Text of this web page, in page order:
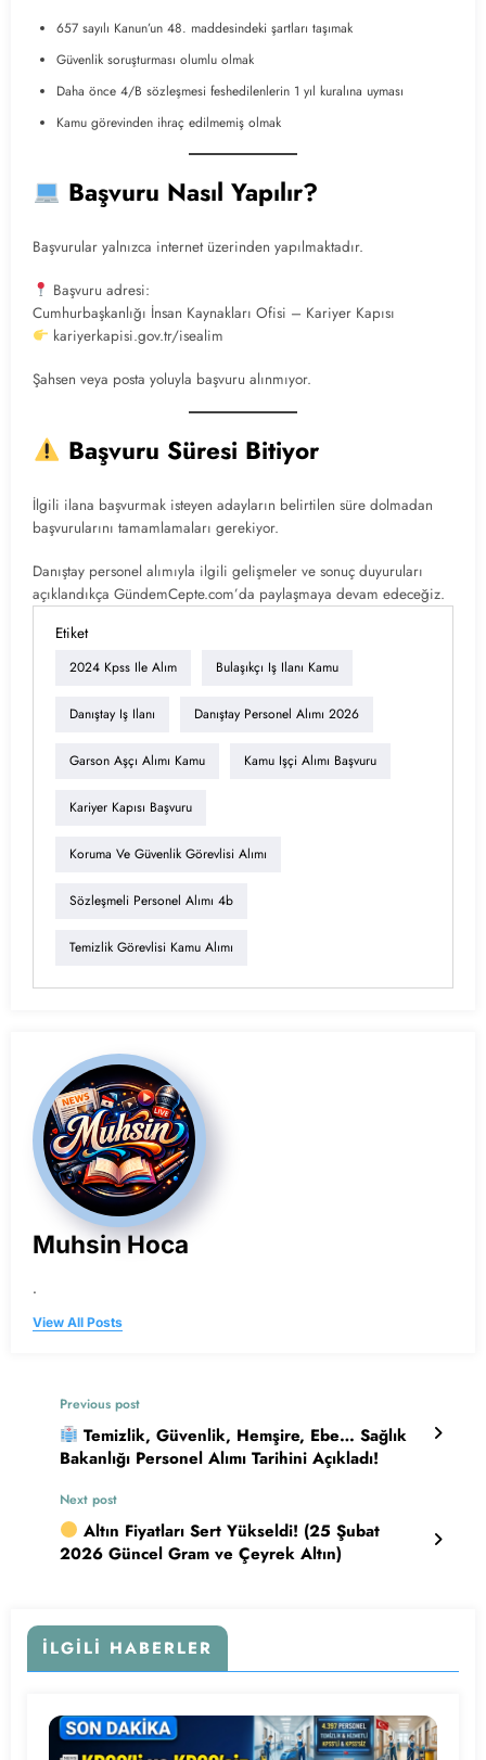
657 sayılı Kanun’un 48. maddesindeki şartları taşımak
Güvenlik soruşturması olumlu olmak
Daha önce 4/B sözleşmesi feshedilenlerin 1 yıl kuralına uyması
Kamu görevinden ihraç edilmemiş olmak
Başvuru Nasıl Yapılır?
Başvurular yalnızca internet üzerinden yapılmaktadır.
Başvuru adresi:
Cumhurbaşkanlığı İnsan Kaynakları Ofisi – Kariyer Kapısı
kariyerkapisi.gov.tr/isealim
Şahsen veya posta yoluyla başvuru alınmıyor.
Başvuru Süresi Bitiyor
İlgili ilana başvurmak isteyen adayların belirtilen süre dolmadan
başvurularını tamamlamaları gerekiyor.
Danıştay personel alımıyla ilgili gelişmeler ve sonuç duyuruları
açıklandıkça GündemCepte.com’da paylaşmaya devam edeceğiz.
Etiket
2024 Kpss Ile Alım Bulaşıkçı Iş Ilanı Kamu
Danıştay Iş Ilanı Danıştay Personel Alımı 2026
Garson Aşçı Alımı Kamu Kamu Işçi Alımı Başvuru
Kariyer Kapısı Başvuru
Koruma Ve Güvenlik Görevlisi Alımı
Sözleşmeli Personel Alımı 4b
Temizlik Görevlisi Kamu Alımı
Muhsin Hoca
.
View All Posts
Previous post
Temizlik, Güvenlik, Hemşire, Ebe… Sağlık
Bakanlığı Personel Alımı Tarihini Açıkladı!
Next post
Altın Fiyatları Sert Yükseldi! (25 Şubat
2026 Güncel Gram ve Çeyrek Altın)
İLGILI HABERLER